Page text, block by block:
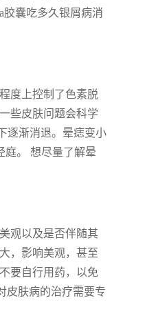
囊吃多久银屑病消
度上控制了色素脱
些皮肤问题会科学
逐渐消退。晕痣变小
庭。 想尽量了解晕
观以及是否伴随其
，影响美观，甚至
要自行用药，以免
皮肤病的治疗需要专